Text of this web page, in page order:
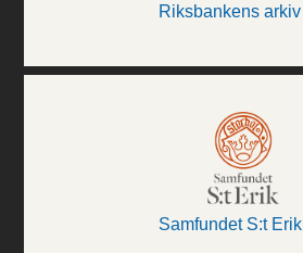
Riksbankens arkiv
Samfundet S:t Erik